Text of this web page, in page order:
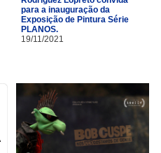
para a inauguração da
Exposição de Pintura Série
PLANOS.
19/11/2021